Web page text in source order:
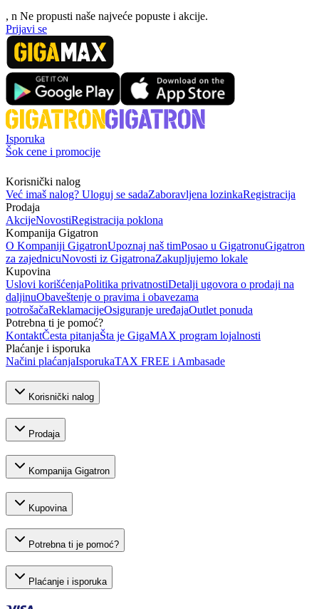
, n Ne propusti naše najveće popuste i akcije.
Prijavi se
Isporuka
Šok cene i promocije
Korisnički nalog
Već imaš nalog? Uloguj se sadaZaboravljena lozinkaRegistracija
Prodaja
AkcijeNovostiRegistracija poklona
Kompanija Gigatron
O Kompaniji GigatronUpoznaj naš timPosao u GigatronuGigatron
za zajednicuNovosti iz GigatronaZakupljujemo lokale
Kupovina
Uslovi korišćenjaPolitika privatnostiDetalji ugovora o prodaji na
daljinuObaveštenje o pravima i obavezama
potrošačaReklamacijeOsiguranje uređajaOutlet ponuda
Potrebna ti je pomoć?
KontaktČesta pitanjaŠta je GigaMAX program lojalnosti
Plaćanje i isporuka
Načini plaćanjaIsporukaTAX FREE i Ambasade
Korisnički nalog
Prodaja
Kompanija Gigatron
Kupovina
Potrebna ti je pomoć?
Plaćanje i isporuka